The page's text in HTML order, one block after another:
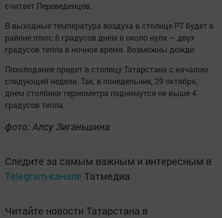
считает Переведенцев.
В выходные температура воздуха в столице РТ будет в
районе плюс 6 градусов днем и около нуля — двух
градусов тепла в ночное время. Возможны дожди.
Похолодание придет в столицу Татарстана с началом
следующей недели. Так, в понедельник, 29 октября,
днем столбики термометра поднимутся не выше 4
градусов тепла.
фото: Алсу Зиганьшина
Следите за самым важным и интересным в
Telegram-канале Татмедиа
Читайте новости Татарстана в